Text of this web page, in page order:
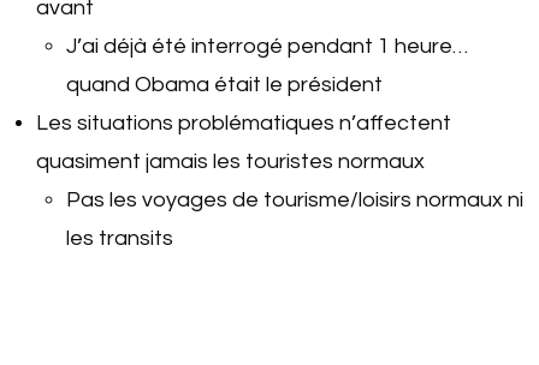
avant
J’ai déjà été interrogé pendant 1 heure…
quand Obama était le président
Les situations problématiques n’affectent
quasiment jamais les touristes normaux
Pas les voyages de tourisme/loisirs normaux ni
les transits